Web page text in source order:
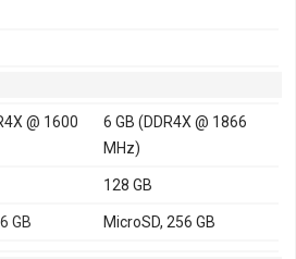
berbeda, dengan rincian
Edition
: Li-ion 3500 mAh,
tabel perbandingan di bawah.
@ 1600
6 GB (DDR4X @ 1866
MHz)
128 GB
GB MicroSD, 256 GB